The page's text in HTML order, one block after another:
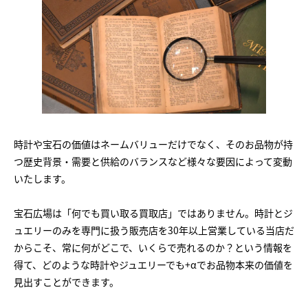
時計や宝石の価値はネームバリューだけでなく、そのお品物が持
つ歴史背景・需要と供給のバランスなど様々な要因によって変動
いたします。
宝石広場は「何でも買い取る買取店」ではありません。時計とジ
ュエリーのみを専門に扱う販売店を30年以上営業している当店だ
からこそ、常に何がどこで、いくらで売れるのか？という情報を
得て、どのような時計やジュエリーでも+αでお品物本来の価値を
見出すことができます。